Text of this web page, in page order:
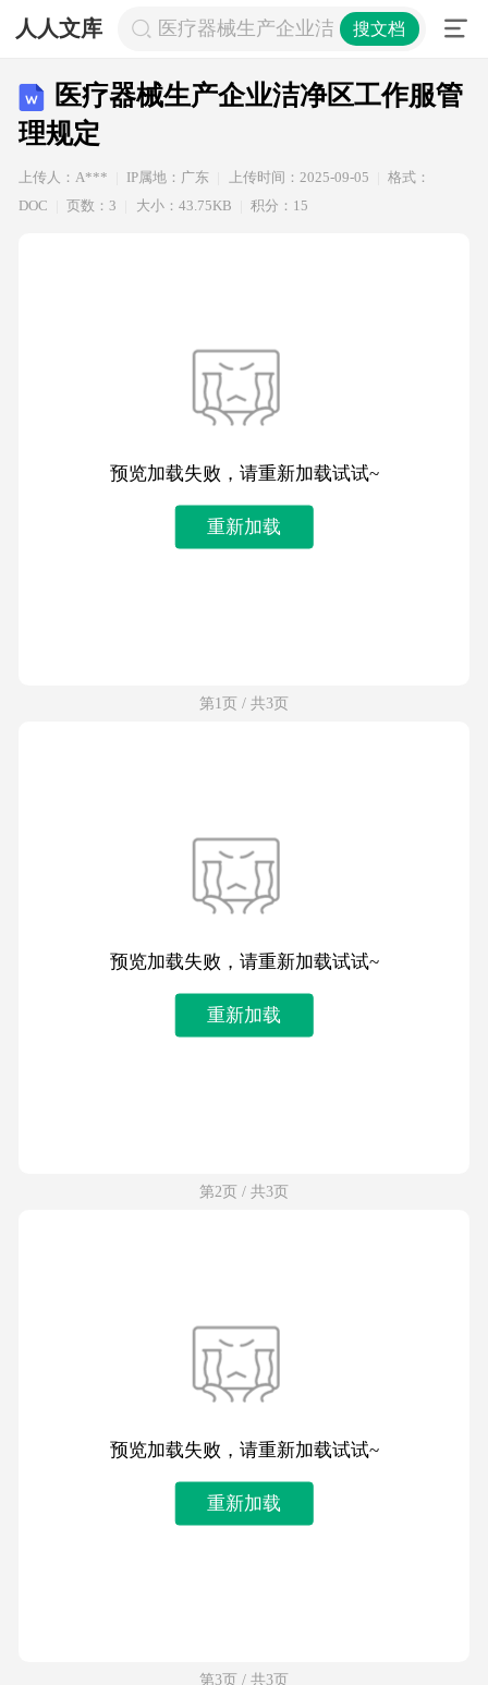
人人文库 医疗器械生产企业洁净区工作服管理
搜文档
医疗器械生产企业洁净区工作服管
理规定
上传人：A*** IP属地：广东 上传时间：2025-09-05
格式：
DOC
页数：3 大小：43.75KB 积分：15
预览加载失败，请重新加载试试~
重新加载
第1页 / 共3页
预览加载失败，请重新加载试试~
重新加载
第2页 / 共3页
预览加载失败，请重新加载试试~
重新加载
第3页 / 共3页